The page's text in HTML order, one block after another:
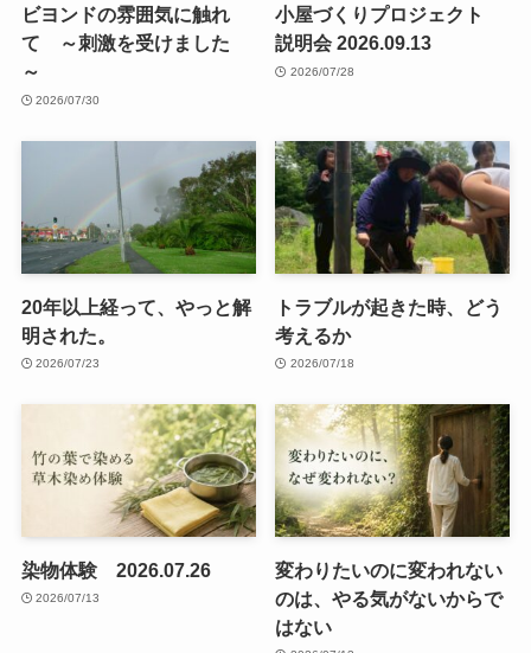
ビヨンドの雰囲気に触れ
て ～刺激を受けました
～
2026/07/30
小屋づくりプロジェクト
説明会 2026.09.13
2026/07/28
20年以上経って、やっと解
明された。
2026/07/23
トラブルが起きた時、どう
考えるか
2026/07/18
染物体験 2026.07.26
2026/07/13
変わりたいのに変われない
のは、やる気がないからで
はない